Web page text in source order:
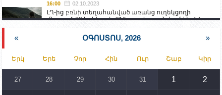
16:00 02.10.2023
ԼՂ-ից բռնի տեղահանված առանց ուղեկցողի
մնացած 20 երեխա և 216 տարեց գտնվում են ՀՀ
Իրանը կողմ է տարածաշրջանի համար շահավետ
տրանսպորտային հաղորդակցությունների
զարգացմանը, սակայն ոչ՝ միջազգային
սահմանների փոփոխությանը
« ՕԳՈՍՏՈՍ, 2026 »
Երկ Երե Չոր Հին Ուր Շաբ Կիր
27 28 29 30 31 1 2